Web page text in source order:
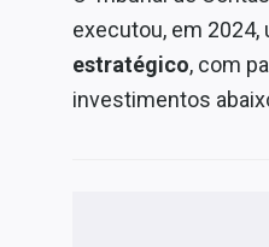
executou, em 2024,
estratégico, com
investimentos